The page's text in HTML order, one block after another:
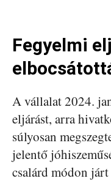
Fegyelmi
A vállalat 2024.
eljárást, arra
súlyosan
jelentő
csalárd módon járt